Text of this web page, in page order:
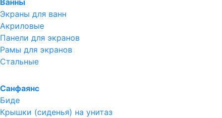
Ванны
Экраны для ванн
Акриловые
Панели для экранов
Рамы для экранов
Стальные
Санфаянс
Биде
Крышки (сиденья) на унитаз